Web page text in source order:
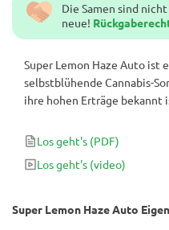
Die Samen sind
neue!
Super Lemon Haze Auto ist
selbstblühende Cannabis-
ihre hohen Erträge bekannt
raffiniertere Nachkommen
Sorte für ein euphorisches
bekannte Sativa-High.
Los geht's (PDF)
Los geht's (video)
Super Lemon Haze Auto